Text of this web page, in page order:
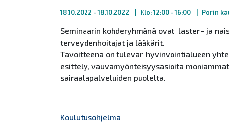
18.10.2022 - 18.10.2022 Klo: 12:00 - 16:00 Porin
Seminaarin kohderyhmänä ovat lasten- ja
terveydenhoitajat ja lääkärit.
Tavoitteena on tulevan hyvinvointialueen
esittely, vauvamyönteisyysasioita
sairaalapalveluiden puolelta.
Koulutusohjelma